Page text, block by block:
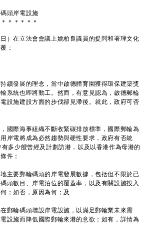
頭岸電設施
＊ ＊ ＊ ＊ ＊ ＊
在立法會會議上姚柏良議員的提問和署理文化
：
發展的理念，當中啟德體育園獲得環保建築獎
系統也即將動工。然而，有意見認為，啟德郵輪
設施建設方面的步伐卻見滯後。就此，政府可否
，國際海事組織不斷收緊碳排放標準，國際郵輪為
岸電將成為必然趨勢與硬性要求，政府有否統
多少艘曾經及計劃訪港，以及以香港作為母港的
件；
地主要郵輪碼頭的岸電發展數據，包括但不限於已
頭數目、岸電泊位的覆蓋率，以及有關設施投入
；如否，原因為何；及
郵輪碼頭增設岸電設施，以滿足郵輪業未來需
設施而降低國際郵輪來港的意欲；如有，詳情為